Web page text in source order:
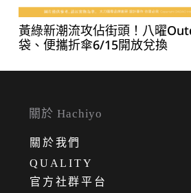
黃綠新潮流攻佔街頭！八曜
袋、便攜折傘6/15開放兌換
關於 Hachiyo
關 於我們
QUALITY
官方社群平台